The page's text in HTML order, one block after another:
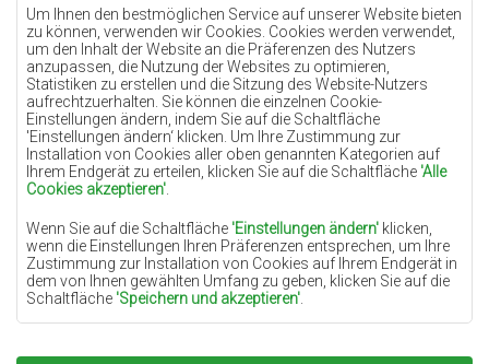
Um Ihnen den bestmöglichen Service auf unserer Website bieten
zu können, verwenden wir Cookies. Cookies werden verwendet,
um den Inhalt der Website an die Präferenzen des Nutzers
anzupassen, die Nutzung der Websites zu optimieren,
Statistiken zu erstellen und die Sitzung des Website-Nutzers
aufrechtzuerhalten. Sie können die einzelnen Cookie-
Einstellungen ändern, indem Sie auf die Schaltfläche
'Einstellungen ändern‘ klicken. Um Ihre Zustimmung zur
Installation von Cookies aller oben genannten Kategorien auf
Ihrem Endgerät zu erteilen, klicken Sie auf die Schaltfläche 'Alle
Cookies akzeptieren'
Wenn Sie auf die Schaltfläche 'Einstellungen ändern' klicken,
wenn die Einstellungen Ihren Präferenzen entsprechen, um Ihre
Zustimmung zur Installation von Cookies auf Ihrem Endgerät in
dem von Ihnen gewählten Umfang zu geben, klicken Sie auf die
Schaltfläche 'Speichern und akzeptieren'
Grundlage für die Verarbeitung das berechtigte Interesse des
Teppiche Lilac
Teppiche Gelb
Teppiche Pfefferminz
Teppiche Blau
Teppiche Orange
Teppiche Rosa
Teppiche Terrakotte
Teppiche Grün
Teppiche Golden